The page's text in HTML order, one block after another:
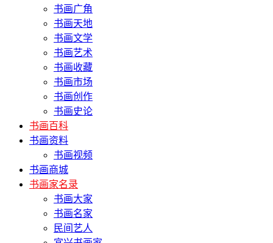
书画广角
书画天地
书画文学
书画艺术
书画收藏
书画市场
书画创作
书画史论
书画百科
书画资料
书画视频
书画商城
书画家名录
书画大家
书画名家
民间艺人